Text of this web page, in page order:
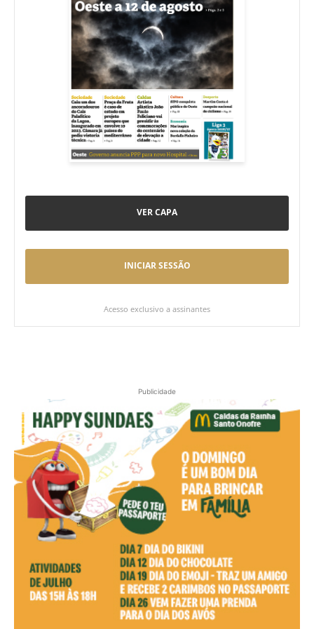
VER CAPA
INICIAR SESSÃO
Acesso exclusivo a assinantes
Publicidade